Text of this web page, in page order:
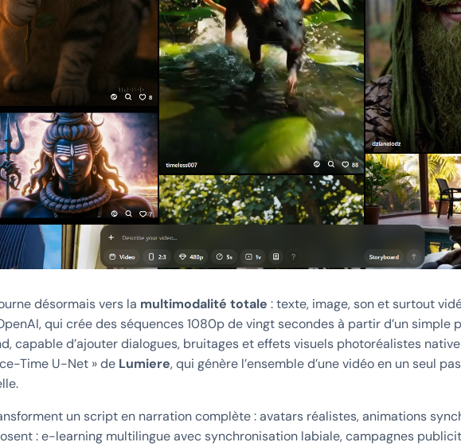
désormais vers la multimodalité totale : texte, image, son et surtout
qui crée des séquences 1080p de vingt secondes à partir d’un simple
capable d’ajouter dialogues, bruitages et effets visuels photoréalistes
Time U-Net » de Lumiere, qui génère l’ensemble d’une vidéo en un seul
un script en narration complète : avatars réalistes, animations
: e-learning multilingue avec synchronisation labiale, campagnes